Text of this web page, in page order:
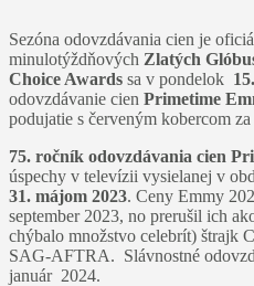
Sezóna odovzdávania cien je
minulotýždňových Zlatých
Choice Awards sa v pondelok
odovzdávanie cien Primetime
podujatie s červeným kobercom
75. ročník odovzdávania cien
úspechy v televízii vysielanej v
31. májom 2023. Ceny Emmy
september 2023, no prerušil ich
chýbalo množstvo celebrít) štrajk
SAG-AFTRA. Slávnostné
január 2024.